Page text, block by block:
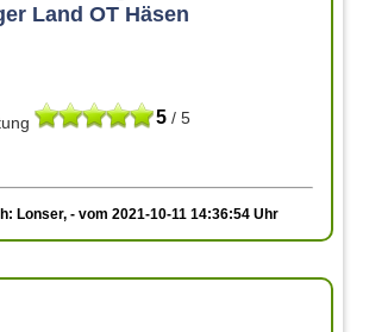
Land OT Häsen
5 / 5
Lonser, - vom 2021-10-11 14:36:54 Uhr